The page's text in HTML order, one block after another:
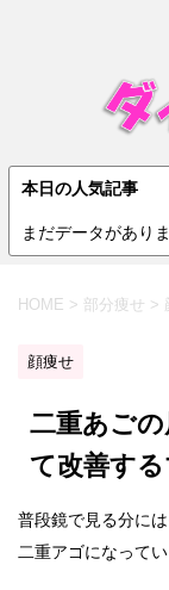
本日の人気記事
まだデータがありま
HOME > 部分痩せ >
顔痩せ
二重あご
て改善す
普段鏡で見る分に
二重アゴになって